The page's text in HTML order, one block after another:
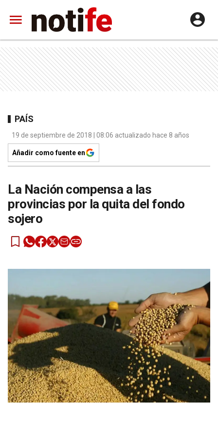
PAÍS
19 de septiembre de 2018 | 08:06 actualizado hace 8 años
Añadir como fuente en
La Nación compensa a las
provincias por la quita del fondo
sojero